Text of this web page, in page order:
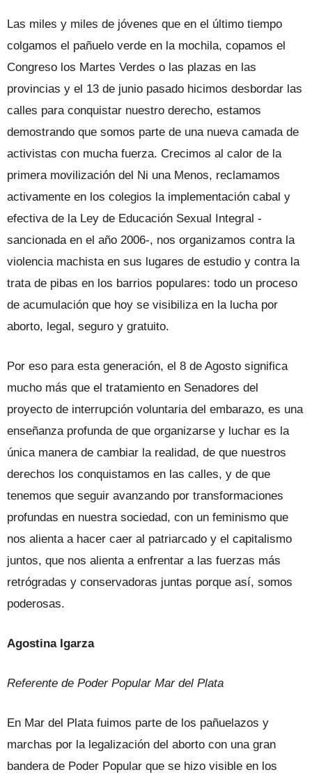
Las miles y miles de jóvenes que en el último tiempo
colgamos el pañuelo verde en la mochila, copamos el
Congreso los Martes Verdes o las plazas en las
provincias y el 13 de junio pasado hicimos desbordar las
calles para conquistar nuestro derecho, estamos
demostrando que somos parte de una nueva camada de
activistas con mucha fuerza. Crecimos al calor de la
primera movilización del Ni una Menos, reclamamos
activamente en los colegios la implementación cabal y
efectiva de la Ley de Educación Sexual Integral -
sancionada en el año 2006-, nos organizamos contra la
violencia machista en sus lugares de estudio y contra la
trata de pibas en los barrios populares: todo un proceso
de acumulación que hoy se visibiliza en la lucha por
aborto, legal, seguro y gratuito.
Por eso para esta generación, el 8 de Agosto significa
mucho más que el tratamiento en Senadores del
proyecto de interrupción voluntaria del embarazo, es una
enseñanza profunda de que organizarse y luchar es la
única manera de cambiar la realidad, de que nuestros
derechos los conquistamos en las calles, y de que
tenemos que seguir avanzando por transformaciones
profundas en nuestra sociedad, con un feminismo que
nos alienta a hacer caer al patriarcado y el capitalismo
juntos, que nos alienta a enfrentar a las fuerzas más
retrógradas y conservadoras juntas porque así, somos
poderosas.
Agostina Igarza
Referente de Poder Popular Mar del Plata
En Mar del Plata fuimos parte de los pañuelazos y
marchas por la legalización del aborto con una gran
bandera de Poder Popular que se hizo visible en los